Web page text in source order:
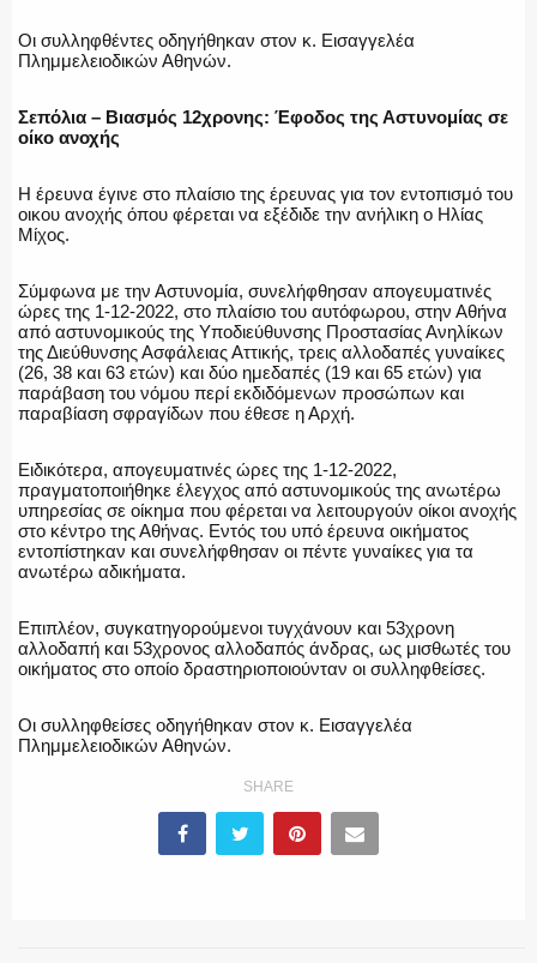
Η ΦΩΝΗ ΣΟΥ
ΟΠΛΑ/ΕΞΟΠΛΙΣΜΟΣ
ΟΜΑΔΕΣ ΕΛ.ΑΣ.
Οι συλληφθέντες οδηγήθηκαν στον κ. Εισαγγελέα
Πλημμελειοδικών Αθηνών.
Σεπόλια – Βιασμός 12χρονης: Έφοδος της Αστυνομίας σε
οίκο ανοχής
Η έρευνα έγινε στο πλαίσιο της έρευνας για τον εντοπισμό του
οικου ανοχής όπου φέρεται να εξέδιδε την ανήλικη ο Ηλίας
Μίχος.
Σύμφωνα με την Αστυνομία, συνελήφθησαν απογευματινές
ώρες της 1-12-2022, στο πλαίσιο του αυτόφωρου, στην Αθήνα
από αστυνομικούς της Υποδιεύθυνσης Προστασίας Ανηλίκων
της Διεύθυνσης Ασφάλειας Αττικής, τρεις αλλοδαπές γυναίκες
(26, 38 και 63 ετών) και δύο ημεδαπές (19 και 65 ετών) για
παράβαση του νόμου περί εκδιδόμενων προσώπων και
παραβίαση σφραγίδων που έθεσε η Αρχή.
Ειδικότερα, απογευματινές ώρες της 1-12-2022,
πραγματοποιήθηκε έλεγχος από αστυνομικούς της ανωτέρω
υπηρεσίας σε οίκημα που φέρεται να λειτουργούν οίκοι ανοχής
στο κέντρο της Αθήνας. Εντός του υπό έρευνα οικήματος
εντοπίστηκαν και συνελήφθησαν οι πέντε γυναίκες για τα
ανωτέρω αδικήματα.
Επιπλέον, συγκατηγορούμενοι τυγχάνουν και 53χρονη
αλλοδαπή και 53χρονος αλλοδαπός άνδρας, ως μισθωτές του
οικήματος στο οποίο δραστηριοποιούνταν οι συλληφθείσες.
Οι συλληφθείσες οδηγήθηκαν στον κ. Εισαγγελέα
Πλημμελειοδικών Αθηνών.
SHARE